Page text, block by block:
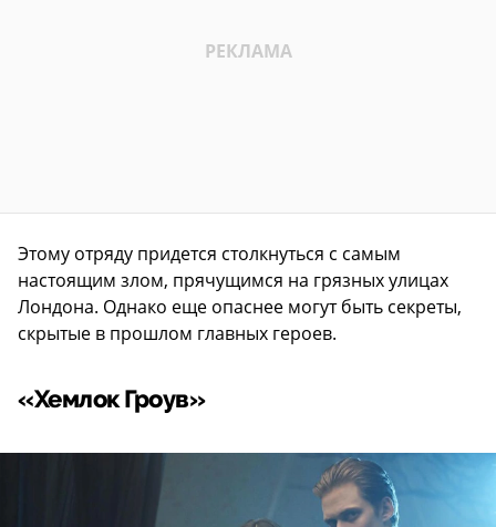
Этому отряду придется столкнуться с самым
настоящим злом, прячущимся на грязных улицах
Лондона. Однако еще опаснее могут быть секреты,
скрытые в прошлом главных героев.
«Хемлок Гроув»